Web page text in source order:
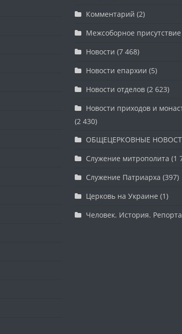
Комментарий (2)
Межсоборное присутствие
Новости (7 468)
Новости епархии (5)
Новости отделов(2 623)
Новости приходов и
(2 430)
ОБЩЕЦЕРКОВНЫЕ
Служение митрополита (1
Служение Патриарха (397)
Церковь на Украине (1)
Человек. История.